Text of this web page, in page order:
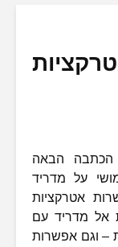
הכתבה הבאה
על מדריד
אטרקציות
אל מדריד עם
– וגם אפשרות